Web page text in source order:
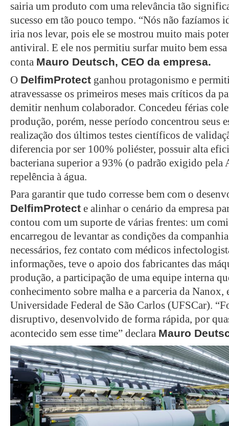
sairia um produto com uma relevância tão
sucesso em tão pouco tempo. “Nós não fazíamos
iria nos levar, pois ele se mostrou muito mais
antiviral. E ele nos permitiu surfar muito bem
conta Mauro Deutsch, CEO da empresa.
O DelfimProtect ganhou protagonismo e
atravessasse os primeiros meses mais críticos da
demitir nenhum colaborador. Concedeu férias
produção, porém, nesse período concentrou seus
realização dos últimos testes científicos de
diferencia por ser 100% poliéster, possuir alta
bacteriana superior a 93% (o padrão exigido pela
repelência à água.
Para garantir que tudo corresse bem com o
DelfimProtect e alinhar o cenário da empresa
contou com um suporte de várias frentes: um
encarregou de levantar as condições da
necessários, fez contato com médicos
informações, teve o apoio dos fabricantes das
produção, a participação de uma equipe interna
conhecimento sobre malha e a parceria da Nanox,
Universidade Federal de São Carlos (UFSCar).
disruptivo, desenvolvido de forma rápida, por
acontecido sem esse time” declara Mauro